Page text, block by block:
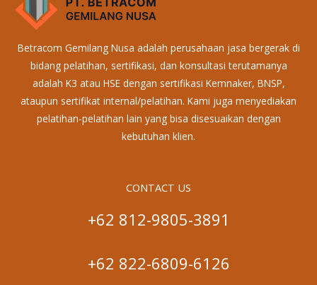
Betracom Gemilang Nusa adalah perusahaan jasa bergerak di
bidang pelatihan, sertifikasi, dan konsultasi terutamanya
adalah K3 atau HSE dengan sertifikasi Kemnaker, BNSP,
ataupun sertifikat internal/pelatihan. Kami juga menyediakan
pelatihan-pelatihan lain yang bisa disesuaikan dengan
kebutuhan klien.
CONTACT US
+62 812-9805-3891
+62 822-6809-6126